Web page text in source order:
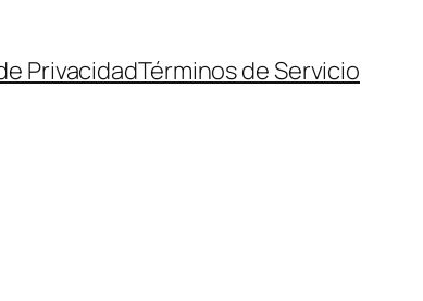
PrivacidadTérminos de Servicio